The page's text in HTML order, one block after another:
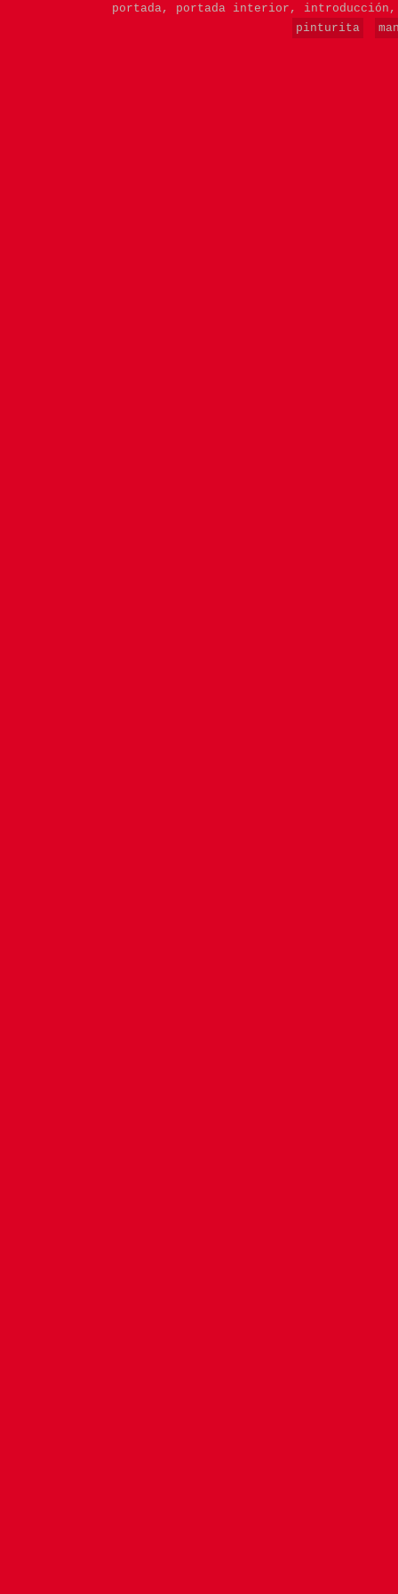
portada, portada interior,
pinturita